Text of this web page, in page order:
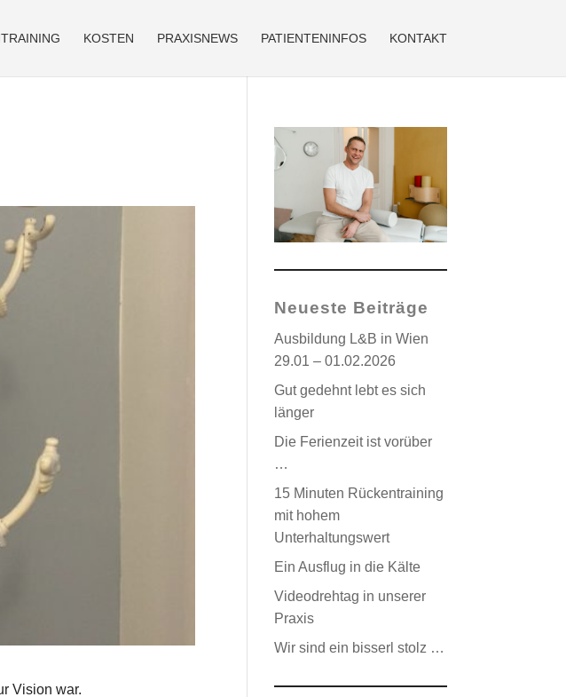
KOSTEN PRAXISNEWS PATIENTENINFOS KONTAKT
Vision war.
Neueste Beiträge
Ausbildung L&B in Wien
29.01 – 01.02.2026
Gut gedehnt lebt es sich
länger
Die Ferienzeit ist vorüber
…
15 Minuten Rückentraining
mit hohem
Unterhaltungswert
Ein Ausflug in die Kälte
Videodrehtag in unserer
Praxis
Wir sind ein bisserl stolz …